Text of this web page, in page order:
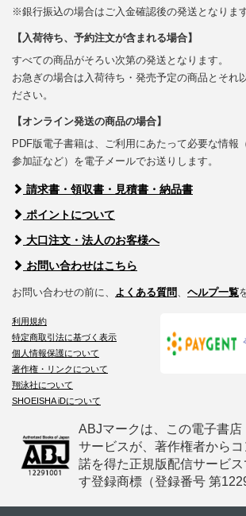
※銀行振込の場合はご入金確認後の発送となります
【入荷待ち、予約注文が含まれる場合】
すべての商品がそろい次第の発送となります。
お急ぎの場合は入荷待ち・発売予定の商品とそれ
ださい。
【オンライン発送の商品の場合】
PDF版電子書籍は、ご利用にあたって必要な情報
参加証など）を電子メールでお送りします。
請求書・領収書・見積書・納品書
ポイントについて
大口注文・法人のお客様へ
お問い合わせはこちら
お問い合わせの前に、 よくある質問、 ヘルプ一覧
利用規約
特定商取引法に基づく表示
個人情報保護について
著作権・リンクについて
翔泳社について
SHOEISHA iDについて
ABJマークは、この電子書
サービスが、著作権者から
諾を得た正規版配信サービ
す登録商標（登録番号 第